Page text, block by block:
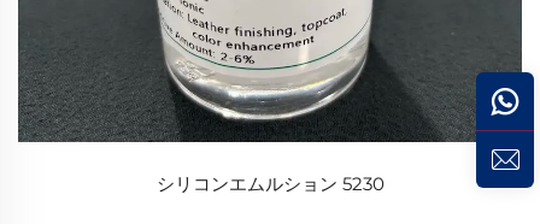
シリコンエムルション 5230